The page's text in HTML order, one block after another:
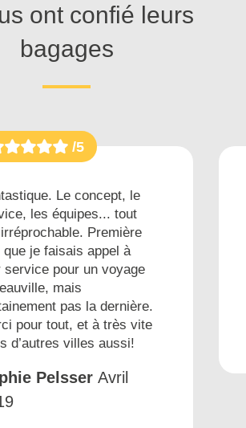
ont confié leurs
bagages
/5
Le concept, le
les équipes... tout
Première
que je faisais appel à
service pour un voyage
mais
pas la dernière.
pour tout, et à très vite
d’autres villes aussi!
Pelsser Avril